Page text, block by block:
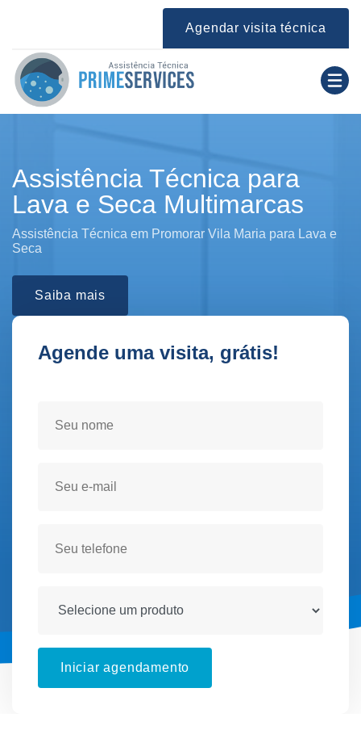
Agendar visita técnica
Assistência Técnica para
Lava e Seca Multimarcas
Assistência Técnica em Promorar Vila Maria para Lava e
Seca
Saiba mais
Agende uma visita, grátis!
Iniciar agendamento